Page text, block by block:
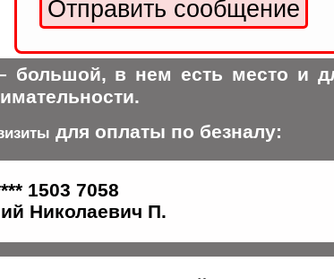
большой, в нем есть место и
для оплаты по безналу:
1503 7058
Николаевич П.